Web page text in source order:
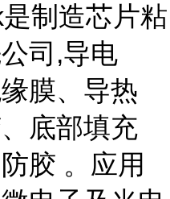
制造芯片粘
司,导电
膜、导热
底部填充
胶 。应用